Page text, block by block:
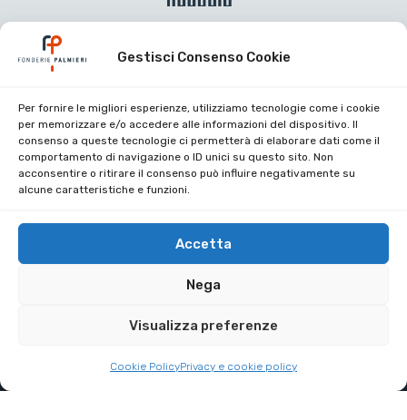
Gestisci Consenso Cookie
Per fornire le migliori esperienze, utilizziamo tecnologie come i cookie
per memorizzare e/o accedere alle informazioni del dispositivo. Il
consenso a queste tecnologie ci permetterà di elaborare dati come il
comportamento di navigazione o ID unici su questo sito. Non
acconsentire o ritirare il consenso può influire negativamente su
alcune caratteristiche e funzioni.
Accetta
Nega
Visualizza preferenze
Cookie PolicyPrivacy e cookie policy
Certificazioni aziendali
Lavora con noi
Area riservata
Partita IVA: 00429390487